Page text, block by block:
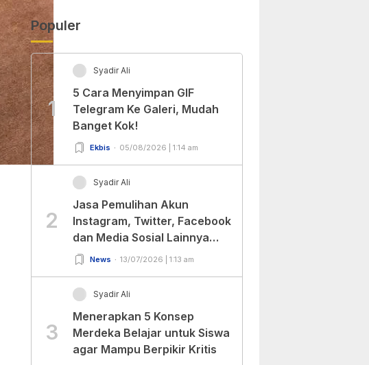
Populer
1
Syadir Ali
5 Cara Menyimpan GIF
Telegram Ke Galeri, Mudah
Banget Kok!
Ekbis 05/08/2026 | 1:14 am
2
Syadir Ali
Jasa Pemulihan Akun
Instagram, Twitter, Facebook
dan Media Sosial Lainnya
(Update Terbaru 2022)
News 13/07/2026 | 1:13 am
3
Syadir Ali
Menerapkan 5 Konsep
Merdeka Belajar untuk Siswa
agar Mampu Berpikir Kritis